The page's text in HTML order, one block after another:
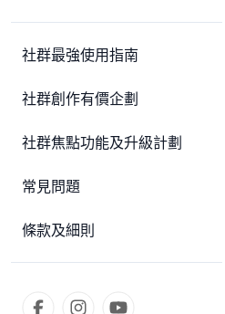
社群最強使用指南
社群創作有價企劃
社群焦點功能及升級計劃
常見問題
條款及細則